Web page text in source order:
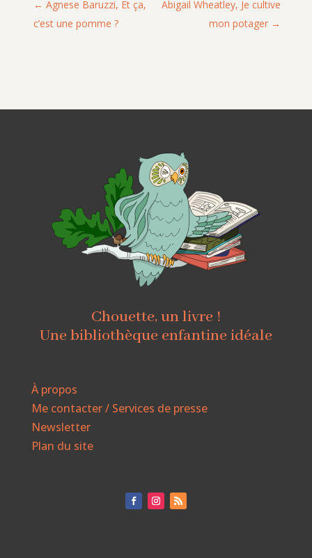
Abigail Wheatley, Je cultive
mon potager
Agnese Baruzzi, Et ça,
c’est une pomme ?
Chouette, un livre !
Une bibliothèque enfantine idéale
À propos
Me contacter / Services de presse
Newsletter
Plan du site